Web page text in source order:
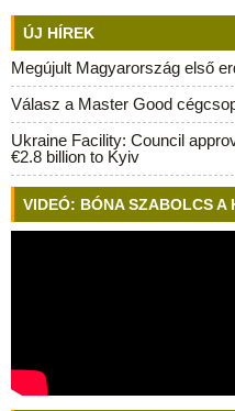
ÚJ HÍREK
Megújult Magyarország első
Válasz a Master Good
Ukraine Facility: Council
€2.8 billion to Kyiv
VIDEÓ: BÓNA SZABOLCS A